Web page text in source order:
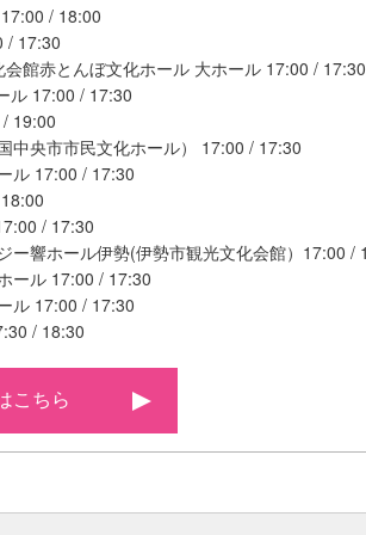
/ 18:00
/ 17:30
館赤とんぼ文化ホール 大ホール 17:00 / 17:30
ル 17:00 / 17:30
19:00
中央市市民文化ホール） 17:00 / 17:30
ル 17:00 / 17:30
/ 17:30
ー響ホール伊勢(伊勢市観光文化会館）17:00 /
ール 17:00 / 17:30
ル 17:00 / 17:30
/ 18:30
こちら